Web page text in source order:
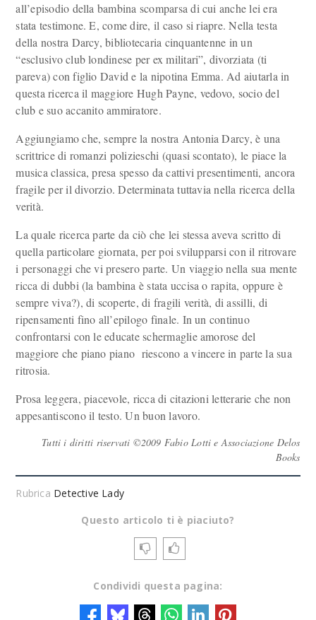
all’episodio della bambina scomparsa di cui anche lei era
stata testimone. E, come dire, il caso si riapre. Nella testa
della nostra Darcy, bibliotecaria cinquantenne in un
“esclusivo club londinese per ex militari”, divorziata (ti
pareva) con figlio David e la nipotina Emma. Ad aiutarla in
questa ricerca il maggiore Hugh Payne, vedovo, socio del
club e suo accanito ammiratore.
Aggiungiamo che, sempre la nostra Antonia Darcy, è una
scrittrice di romanzi polizieschi (quasi scontato), le piace la
musica classica, presa spesso da cattivi presentimenti, ancora
fragile per il divorzio. Determinata tuttavia nella ricerca della
verità.
La quale ricerca parte da ciò che lei stessa aveva scritto di
quella particolare giornata, per poi svilupparsi con il ritrovare
i personaggi che vi presero parte. Un viaggio nella sua mente
ricca di dubbi (la bambina è stata uccisa o rapita, oppure è
sempre viva?), di scoperte, di fragili verità, di assilli, di
ripensamenti fino all’epilogo finale. In un continuo
confrontarsi con le educate schermaglie amorose del
maggiore che piano piano riescono a vincere in parte la sua
ritrosia.
Prosa leggera, piacevole, ricca di citazioni letterarie che non
appesantiscono il testo. Un buon lavoro.
Tutti i diritti riservati ©2009 Fabio Lotti e Associazione Delos
Books
Rubrica Detective Lady
Questo articolo ti è piaciuto?
Condividi questa pagina: